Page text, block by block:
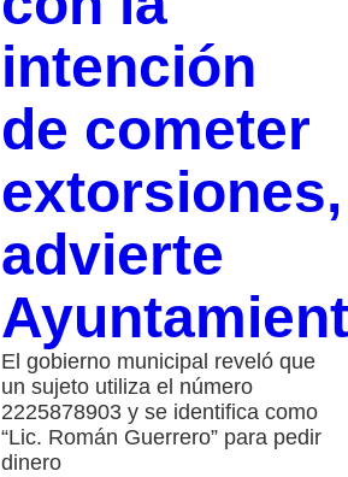
intención
de cometer
extorsiones,
advierte
El gobierno municipal reveló que
un sujeto utiliza el número
2225878903 y se identifica como
“Lic. Román Guerrero” para pedir
dinero